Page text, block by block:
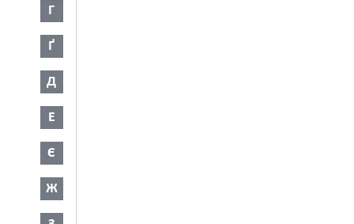
Г
Ґ
Д
Е
Є
Ж